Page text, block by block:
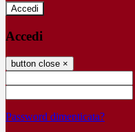
Accedi
Accedi
button close ×
Password dimenticata?